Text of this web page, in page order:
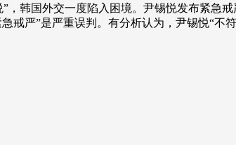
韩国外交一度陷入困境。尹锡悦发布紧急
戒严”是严重误判。有分析认为，尹锡悦“